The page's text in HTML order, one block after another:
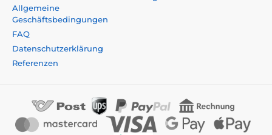
Allgemeine
Geschäftsbedingungen
FAQ
Datenschutzerklärung
Referenzen